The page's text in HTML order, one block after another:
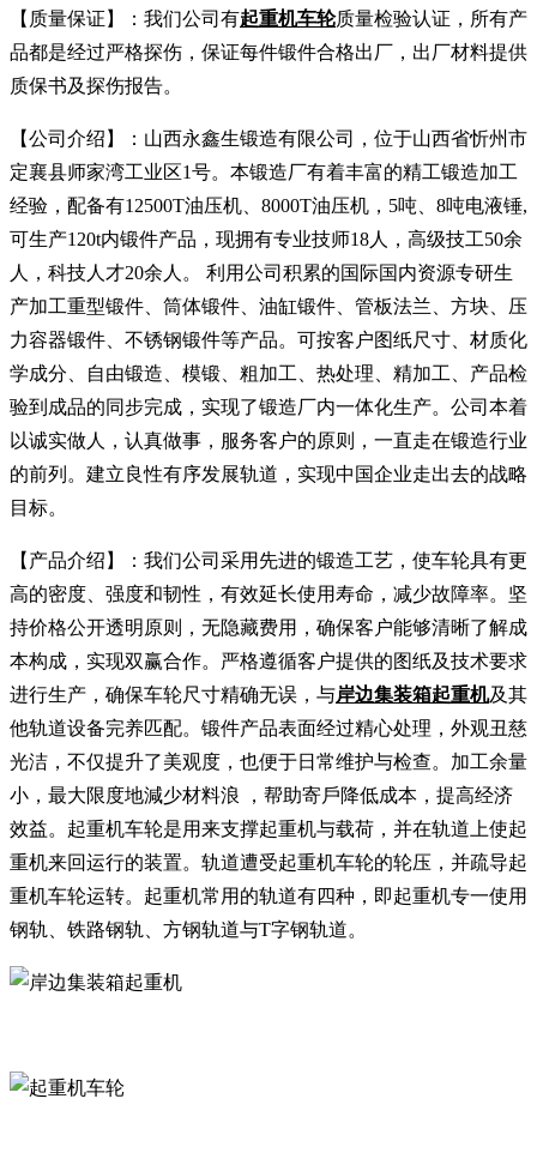
【质量保证】：我们公司有起重机车轮质量检验认证，所有产
品都是经过严格探伤，保证每件锻件合格出厂，出厂材料提供
质保书及探伤报告。
【公司介绍】：山西永鑫生锻造有限公司，位于山西省忻州市
定襄县师家湾工业区1号。本锻造厂有着丰富的精工锻造加工
经验，配备有12500T油压机、8000T油压机，5吨、8吨电液锤,
可生产120t内锻件产品，现拥有专业技师18人，高级技工50余
人，科技人才20余人。 利用公司积累的国际国内资源专研生
产加工重型锻件、筒体锻件、油缸锻件、管板法兰、方块、压
力容器锻件、不锈钢锻件等产品。可按客户图纸尺寸、材质化
学成分、自由锻造、模锻、粗加工、热处理、精加工、产品检
验到成品的同步完成，实现了锻造厂内一体化生产。公司本着
以诚实做人，认真做事，服务客户的原则，一直走在锻造行业
的前列。建立良性有序发展轨道，实现中国企业走出去的战略
目标。
【产品介绍】：我们公司采用先进的锻造工艺，使车轮具有更
高的密度、强度和韧性，有效延长使用寿命，减少故障率。坚
持价格公开透明原则，无隐藏费用，确保客户能够清晰了解成
本构成，实现双赢合作。严格遵循客户提供的图纸及技术要求
进行生产，确保车轮尺寸精确无误，与岸边集装箱起重机及其
他轨道设备完养匹配。锻件产品表面经过精心处理，外观丑慈
光洁，不仅提升了美观度，也便于日常维护与检查。加工余量
小，最大限度地減少材料浪 ，帮助寄戶降低成本，提高经济
效益。起重机车轮是用来支撑起重机与载荷，并在轨道上使起
重机来回运行的装置。轨道遭受起重机车轮的轮压，并疏导起
重机车轮运转。起重机常用的轨道有四种，即起重机专一使用
钢轨、铁路钢轨、方钢轨道与T字钢轨道。